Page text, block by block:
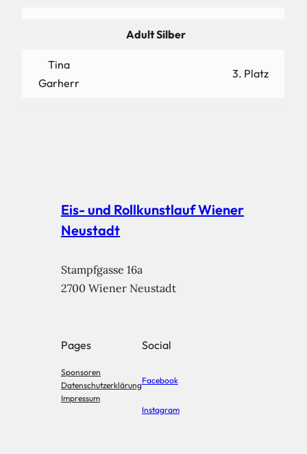
Adult Silber
Tina
Garherr
3. Platz
Eis- und Rollkunstlauf Wiener
Neustadt
Stampfgasse 16a
2700 Wiener Neustadt
Pages
Sponsoren
Datenschutzerklärung
Impressum
Social
Facebook
Instagram